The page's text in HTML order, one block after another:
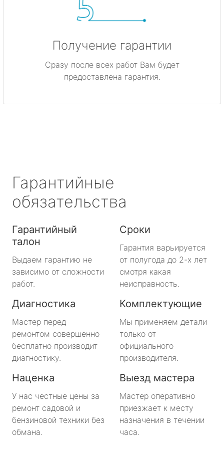
Получение гарантии
Сразу после всех работ Вам будет
предоставлена гарантия.
Гарантийные
обязательства
Гарантийный
талон
Выдаем гарантию не
зависимо от сложности
работ.
Сроки
Гарантия варьируется
от полугода до 2-х лет
смотря какая
неисправность.
Диагностика
Мастер перед
ремонтом совершенно
бесплатно производит
диагностику.
Комплектующие
Мы применяем детали
только от
официального
производителя.
Наценка
У нас честные цены за
ремонт садовой и
бензиновой техники без
обмана.
Выезд мастера
Мастер оперативно
приезжает к месту
назначения в течении
часа.